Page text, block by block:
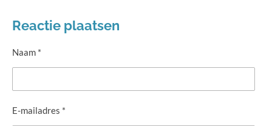
e
n
l
r
e
e
n
Reactie plaatsen
Naam *
E-mailadres *